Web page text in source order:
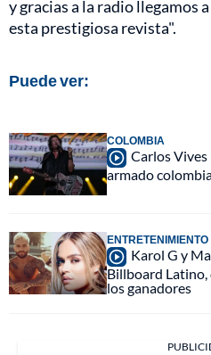
y gracias a la radio llegamos
esta prestigiosa revista".
Puede ver:
COLOMBIA
Carlos
armado
ENTRETENIMIENTO
Karol G y
Billboard Latino,
los ganadores